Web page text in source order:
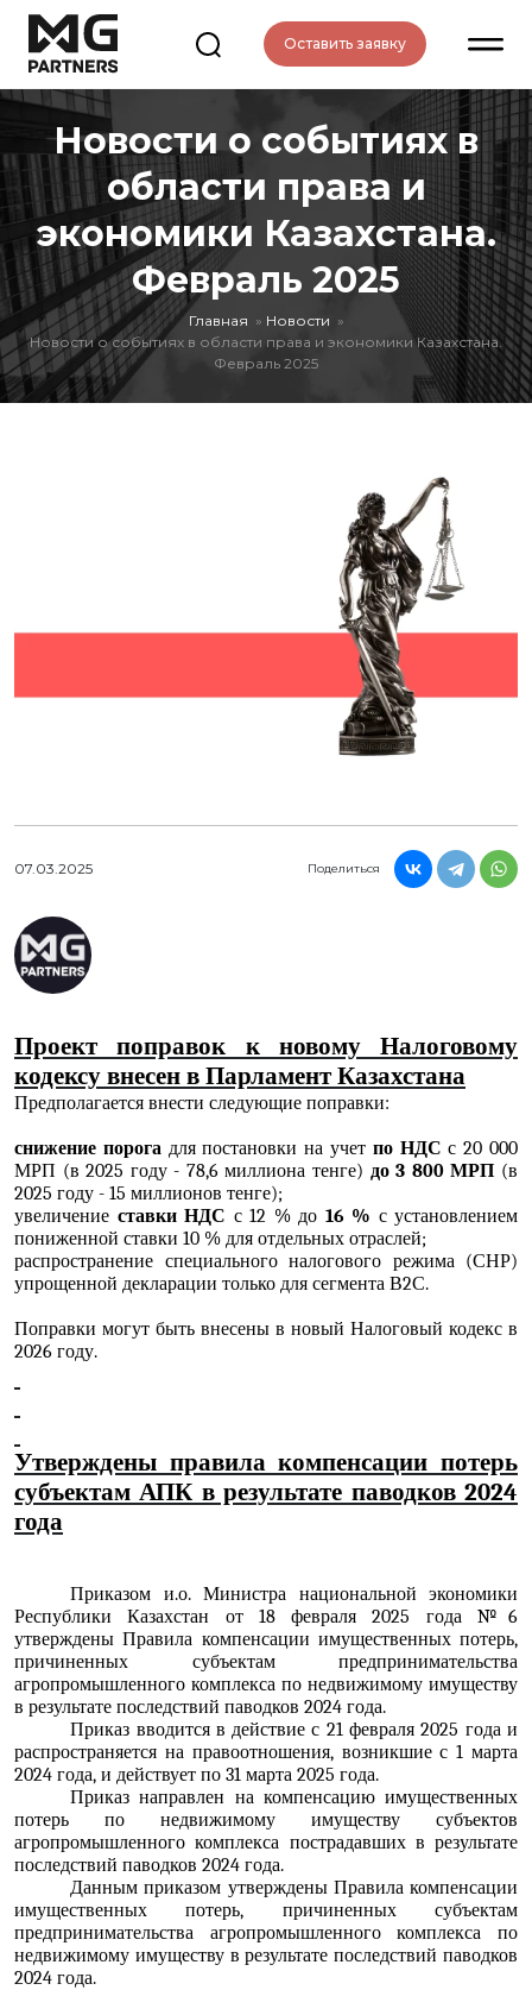
Оставить заявку
Новости о событиях в
области права и
экономики Казахстана.
Февраль 2025
Главная
Новости
Новости о событиях в области права и экономики Казахстана.
Февраль 2025
07.03.2025 Поделиться
Проект поправок к новому Налоговому
кодексу внесен в Парламент Казахстана
Предполагается внести следующие поправки:
снижение порогадля постановки на учет по НДС с 20 000
МРП (в 2025 году - 78,6 миллиона тенге) до 3 800 МРП (в
2025 году - 15 миллионов тенге);
увеличение ставки НДС с 12 % до 16 % с установлением
пониженной ставки 10 % для отдельных отраслей;
распространение специального налогового режима (СНР)
упрощенной декларации только для сегмента В2С.
Поправки могут быть внесены в новый Налоговый кодекс в
2026 году.
Утверждены правила компенсации потерь
субъектам АПК в результате паводков 2024
года
Приказом и.о. Министра национальной экономики
Республики Казахстан от 18 февраля 2025 года №6
утверждены Правила компенсации имущественных потерь,
причиненных субъектам предпринимательства
агропромышленного комплекса по недвижимому имуществу
в результате последствий паводков 2024 года.
Приказ вводится в действие с 21 февраля 2025 года и
распространяется на правоотношения, возникшие с 1 марта
2024 года, и действует по 31 марта 2025 года.
Приказ направлен на компенсацию имущественных
потерь по недвижимому имуществу субъектов
агропромышленного комплекса пострадавших в результате
последствий паводков 2024 года.
Данным приказом утверждены Правила компенсации
имущественных потерь, причиненных субъектам
предпринимательства агропромышленного комплекса по
недвижимому имуществу в результате последствий паводков
2024 года.